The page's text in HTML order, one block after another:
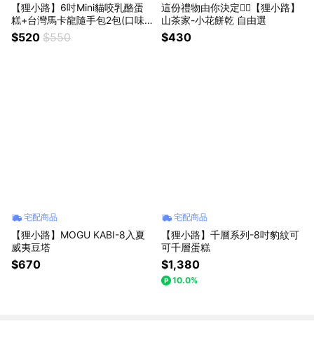
【狸小路】6吋Mini貓咬乳酪蛋
糕+台灣馬卡龍隨手包2包(口味
隨機)・獨家甜點
$520 $550
這份禮物由你決定✌🏻【狸小路】
山茶家-小花餅乾 自由選
$430
宅配商品
【狸小路】MOGU KABI-8入夏
威夷豆塔
$670
宅配商品
【狸小路】千層系列-8吋豹紋可
可千層蛋糕
$1,380
10.0%